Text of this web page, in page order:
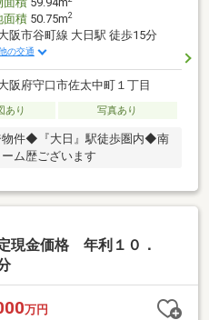
面積50.75m2
阪市谷町線 大日駅 徒歩15分
の交通
阪府守口市佐太中町１丁目
あり 写真あり
件◆『大日』駅徒歩圏内◆南
ム歴ございます
現金価格 年利１０．
万円